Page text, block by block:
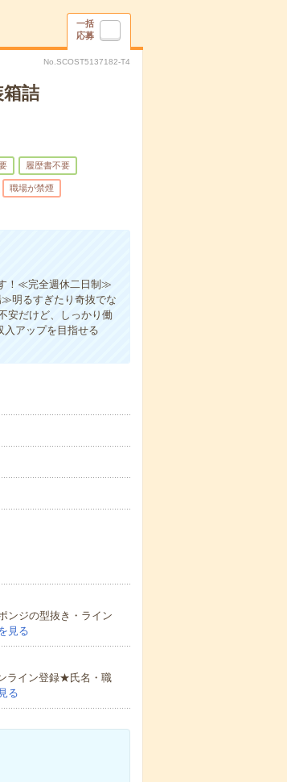
一括
応募
No.SCOST5137182-T4
詰
履歴書不要
職場が禁煙
！≪完全週休二日制≫
明るすぎたり奇抜でな
安だけど、しっかり働
アップを目指せる
ンジの型抜き・ライン
見る
ライン登録★氏名・職
る